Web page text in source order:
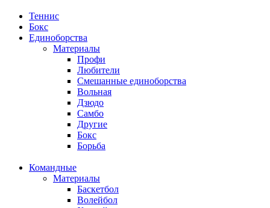
Теннис
Бокс
Единоборства
Материалы
Профи
Любители
Смешанные единоборства
Вольная
Дзюдо
Самбо
Другие
Бокс
Борьба
Командные
Материалы
Баскетбол
Волейбол